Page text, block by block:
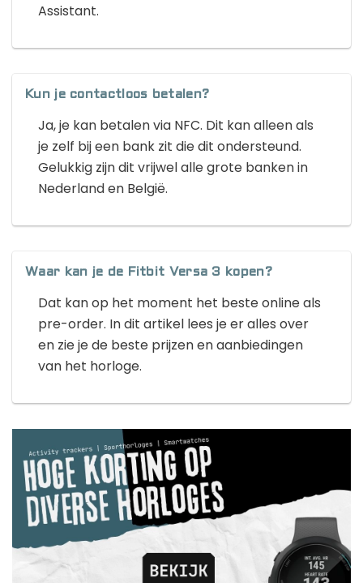
Assistant.
Kun je contactloos betalen?
Ja, je kan betalen via NFC. Dit kan alleen als
je zelf bij een bank zit die dit ondersteund.
Gelukkig zijn dit vrijwel alle grote banken in
Nederland en België.
Waar kan je de Fitbit Versa 3 kopen?
Dat kan op het moment het beste online als
pre-order. In dit artikel lees je er alles over
en zie je de beste prijzen en aanbiedingen
van het horloge.